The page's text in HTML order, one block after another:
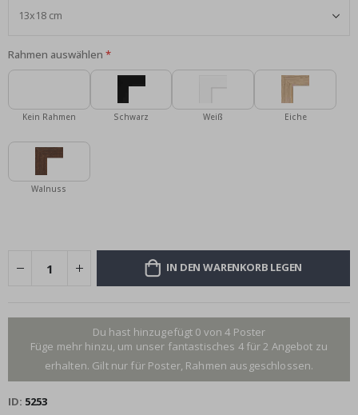
Rahmen auswählen
Kein Rahmen Schwarz Weiß Eiche
Walnuss
IN DEN WARENKORB LEGEN
Du hast hinzugefügt 0 von 4 Poster
Füge mehr hinzu, um unser fantastisches 4 für 2 Angebot zu
erhalten. Gilt nur für Poster, Rahmen ausgeschlossen.
ID 5253